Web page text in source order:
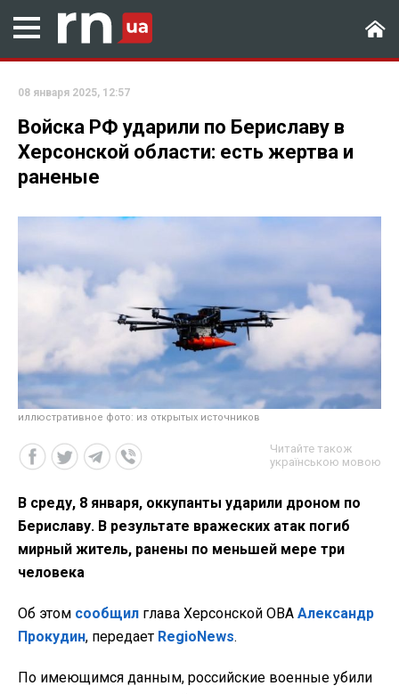
08 января 2025, 12:57
Войска РФ ударили по Бериславу в
Херсонской области: есть жертва и
раненые
иллюстративное фото: из открытых источников
Читайте також
українською мовою
В среду, 8 января, оккупанты ударили дроном по
Бериславу. В результате вражеских атак погиб
мирный житель, ранены по меньшей мере три
человека
Об этом сообщил глава Херсонской ОВА Александр
Прокудин, передает RegioNews.
По имеющимся данным, российские военные убили